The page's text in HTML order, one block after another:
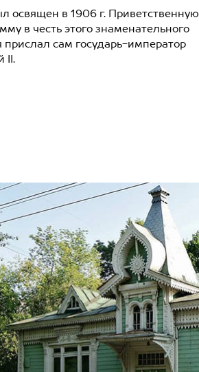
освящен в 1906 г. Приветственную
в честь этого знаменательного
прислал сам государь-император
II.